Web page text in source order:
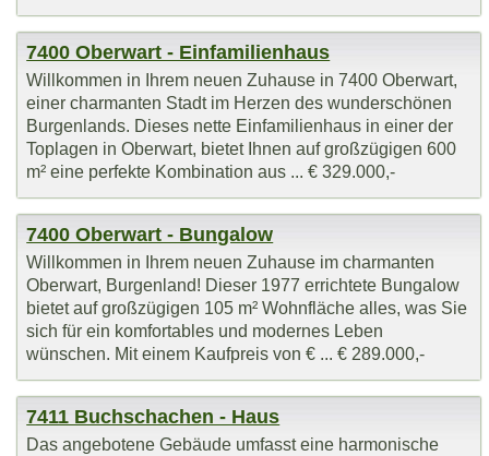
7400 Oberwart - Einfamilienhaus
Willkommen in Ihrem neuen Zuhause in 7400 Oberwart,
einer charmanten Stadt im Herzen des wunderschönen
Burgenlands. Dieses nette Einfamilienhaus in einer der
Toplagen in Oberwart, bietet Ihnen auf großzügigen 600
m² eine perfekte Kombination aus ... € 329.000,-
7400 Oberwart - Bungalow
Willkommen in Ihrem neuen Zuhause im charmanten
Oberwart, Burgenland! Dieser 1977 errichtete Bungalow
bietet auf großzügigen 105 m² Wohnfläche alles, was Sie
sich für ein komfortables und modernes Leben
wünschen. Mit einem Kaufpreis von € ... € 289.000,-
7411 Buchschachen - Haus
Das angebotene Gebäude umfasst eine harmonische